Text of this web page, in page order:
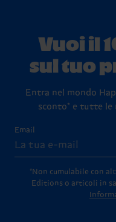
Vuoi il
sul tuo
Entra nel mondo
sconto* e tutte le
Email
*Non cumulabile con
Editions o articoli in